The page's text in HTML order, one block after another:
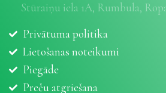
Stūraiņu iela 1A, Rumbula,
Privātuma politika
Lietošanas noteikumi
Piegāde
Preču atgriešana